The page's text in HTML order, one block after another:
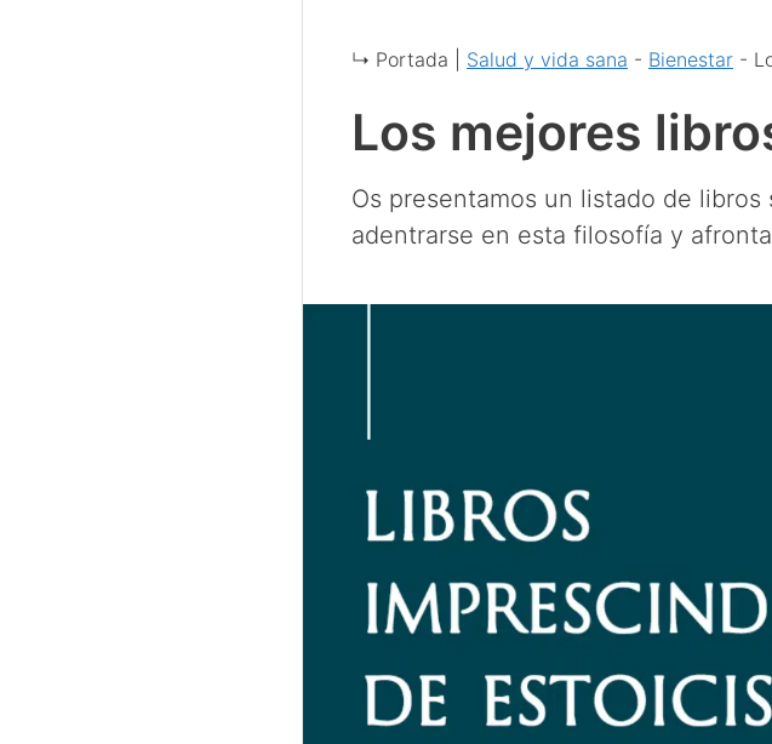
↳ Portada | Salud y vida sana - Bienestar -
Los mejores
Os presentamos un listado de
adentrarse en esta filosofía y